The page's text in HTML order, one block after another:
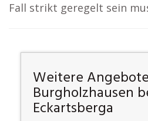
Fall strikt geregelt sein
Weitere
Burgholzhausen
Eckartsberga